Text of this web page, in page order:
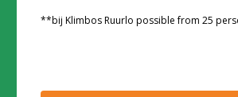
**bij Klimbos Ruurlo possible from 25